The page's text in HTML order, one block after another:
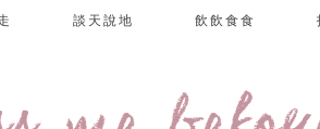
談天說地 飲飲食食